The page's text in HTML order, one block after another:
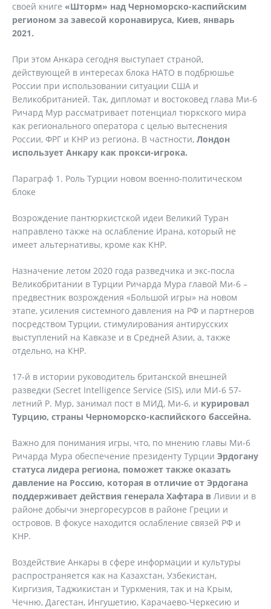
своей книге «Шторм» над Черноморско-каспийским
регионом за завесой коронавируса, Киев, январь
2021.
При этом Анкара сегодня выступает страной,
действующей в интересах блока НАТО в подбрюшье
России при использовании ситуации США и
Великобританией. Так, дипломат и востоковед глава Ми-6
Ричард Мур рассматривает потенциал тюркского мира
как регионального оператора с целью вытеснения
России, ФРГ и КНР из региона. В частности, Лондон
использует Анкару как прокси-игрока.
Параграф 1. Роль Турции новом военно-политическом
блоке
Возрождение пантюркистской идеи Великий Туран
направлено также на ослабление Ирана, который не
имеет альтернативы, кроме как КНР.
Назначение летом 2020 года разведчика и экс-посла
Великобритании в Турции Ричарда Мура главой Ми-6 –
предвестник возрождения «Большой игры» на новом
этапе, усиления системного давления на РФ и партнеров
посредством Турции, стимулирования антирусских
выступлений на Кавказе и в Средней Азии, а, также
отдельно, на КНР.
17-й в истории руководитель британской внешней
разведки (Secret Intelligence Service (SIS), или МИ-6 57-
летний Р. Мур, занимал пост в МИД, Ми-6, и курировал
Турцию, страны Черноморско-каспийского бассейна.
Важно для понимания игры, что, по мнению главы Ми-6
Ричарда Мура обеспечение президенту Турции Эрдогану
статуса лидера региона, поможет также оказать
давление на Россию, которая в отличие от Эрдогана
поддерживает действия генерала Хафтара в Ливии и в
районе добычи энергоресурсов в районе Греции и
островов. В фокусе находится ослабление связей РФ и
КНР.
Воздействие Анкары в сфере информации и культуры
распространяется как на Казахстан, Узбекистан,
Киргизия, Таджикистан и Туркмения, так и на Крым,
Чечню, Дагестан, Ингушетию, Карачаево-Черкесию и